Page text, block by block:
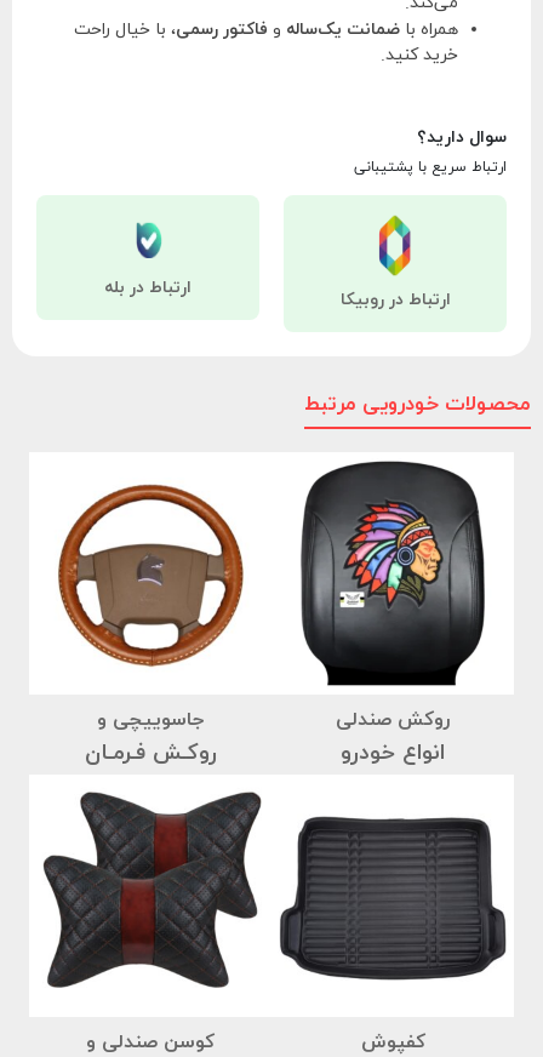
همراه با ضمانت یک‌ساله و فاکتور رسمی، با خیال راحت
خرید کنید.
سوال دارید؟
ارتباط سریع با پشتیبانی
ارتباط در روبیکا
ارتباط در بله
محصولات خودرویی مرتبط
روکش صندلی
انواع خودرو
جاسوییچی و
روکـش فـرمـان
کفپوش کوسن صندلی و